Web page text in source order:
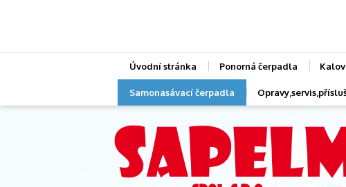
Úvodní stránka Ponorná čerpadla
Samonasávací čerpadla